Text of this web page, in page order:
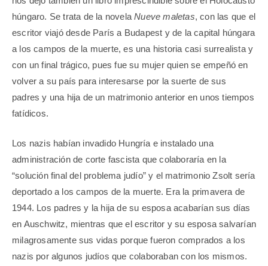
húngaro. Se trata de la novelaNueve maletas, con las que el
escritor viajó desde París a Budapest y de la capital húngara
a los campos de la muerte, es una historia casi surrealista y
con un final trágico, pues fue su mujer quien se empeñó en
volver a su país para interesarse por la suerte de sus
padres y una hija de un matrimonio anterior en unos tiempos
fatídicos.
Los nazis habían invadido Hungría e instalado una
administración de corte fascista que colaboraría en la
“solución final del problema judío” y el matrimonio Zsolt sería
deportado a los campos de la muerte. Era la primavera de
1944. Los padres y la hija de su esposa acabarían sus días
en Auschwitz, mientras que el escritor y su esposa salvarían
milagrosamente sus vidas porque fueron comprados a los
nazis por algunos judíos que colaboraban con los mismos.